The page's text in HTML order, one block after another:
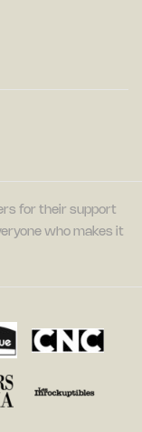
for their support
who makes it